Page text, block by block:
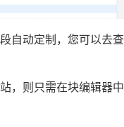
自动定制，您可以去查
，则只需在块编辑器中